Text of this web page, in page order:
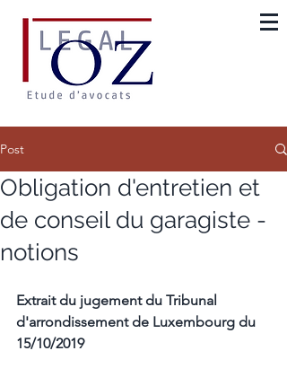
Post
Obligation d'entretien et
de conseil du garagiste -
notions
Extrait du jugement du Tribunal
d'arrondissement de Luxembourg du
15/10/2019